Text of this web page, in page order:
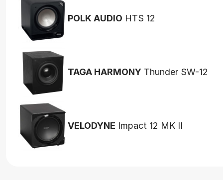
POLK AUDIO HTS 12
TAGA HARMONY Thunder SW-12
VELODYNE Impact 12 MK II